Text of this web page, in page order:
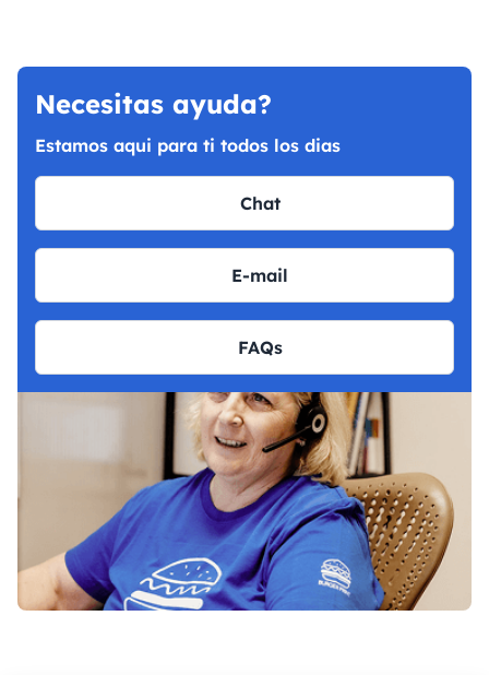
Necesitas ayuda?
Estamos aqui para ti todos los dias
Chat
E-mail
FAQs